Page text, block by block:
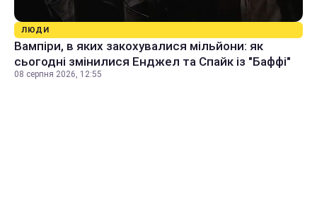
ЛЮДИ
Вампіри, в яких закохувалися мільйони: як
сьогодні змінилися Енджел та Спайк із "Баффі"
08 серпня 2026, 12:55